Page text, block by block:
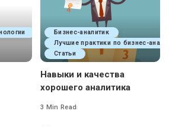
Бизнес-аналитик
Лучшие практики по бизнес-
Статьи
Навыки и качества
хорошего аналитика
3 Min Read